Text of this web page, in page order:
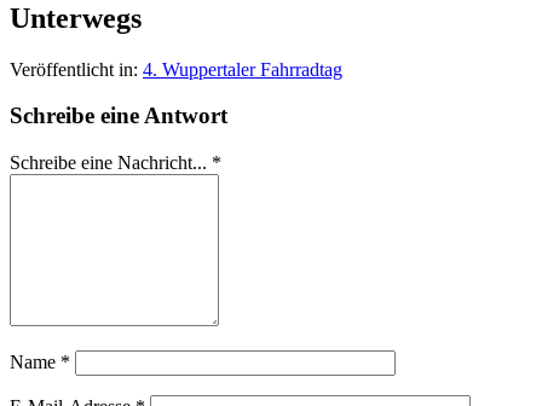
Unterwegs
Veröffentlicht in: 4. Wuppertaler Fahrradtag
Schreibe eine Antwort
Schreibe eine Nachricht... *
Name *